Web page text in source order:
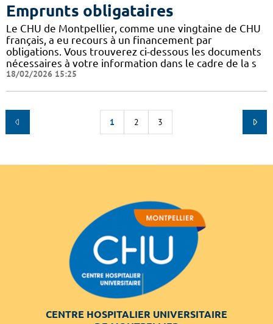
Emprunts obligataires
Le CHU de Montpellier, comme une vingtaine de CHU
français, a eu recours à un financement par
obligations. Vous trouverez ci-dessous les documents
nécessaires à votre information dans le cadre de la s
18/02/2026 15:25
1 2 3
CENTRE HOSPITALIER UNIVERSITAIRE